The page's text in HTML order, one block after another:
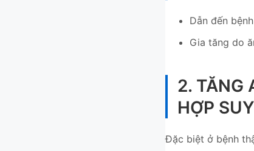
Dẫn đến
Gia tăng do
2. TĂNG
HỢP
Đặc biệt ở bệnh